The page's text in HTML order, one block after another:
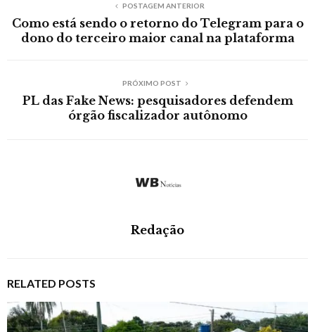
POSTAGEM ANTERIOR
Como está sendo o retorno do Telegram para o
dono do terceiro maior canal na plataforma
PRÓXIMO POST
PL das Fake News: pesquisadores defendem
órgão fiscalizador autônomo
Redação
RELATED POSTS